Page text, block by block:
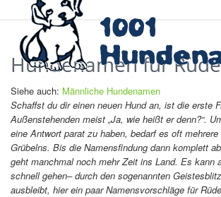
Hundenamen für
Siehe auch: Männliche Hundenamen
Schaffst du dir einen neuen Hund an, ist die erste
Außenstehenden meist „Ja, wie heißt er denn?“.
eine Antwort parat zu haben, bedarf es oft
Grübelns. Bis die Namensfindung dann komplett
geht manchmal noch mehr Zeit ins Land. Es kann
schnell gehen– durch den sogenannten
ausbleibt, hier ein paar Namensvorschläge für